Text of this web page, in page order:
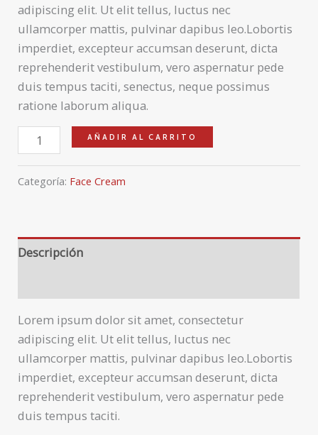
adipiscing elit. Ut elit tellus, luctus nec
ullamcorper mattis, pulvinar dapibus leo.Lobortis
imperdiet, excepteur accumsan deserunt, dicta
reprehenderit vestibulum, vero aspernatur pede
duis tempus taciti, senectus, neque possimus
ratione laborum aliqua.
AÑADIR AL CARRITO
Categoría: Face Cream
Descripción
Lorem ipsum dolor sit amet, consectetur
adipiscing elit. Ut elit tellus, luctus nec
ullamcorper mattis, pulvinar dapibus leo.Lobortis
imperdiet, excepteur accumsan deserunt, dicta
reprehenderit vestibulum, vero aspernatur pede
duis tempus taciti.